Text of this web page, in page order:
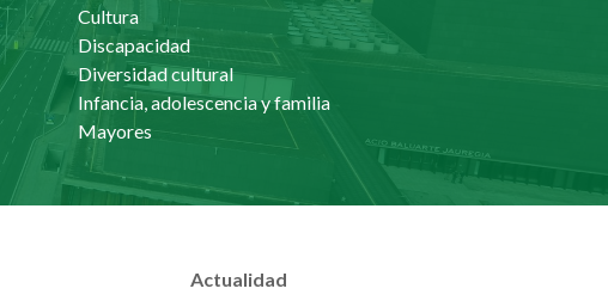
Cultura
Discapacidad
Diversidad cultural
Infancia, adolescencia y familia
Mayores
Actualidad